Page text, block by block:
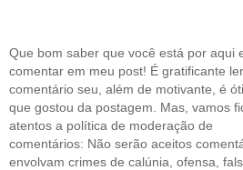
Que bom saber que você está por aqui
comentar em meu post! É gratificante
comentário seu, além de motivante, é
que gostou da postagem. Mas, vamos
atentos a política de moderação de
comentários: Não serão aceitos
envolvam crimes de calúnia, ofensa,